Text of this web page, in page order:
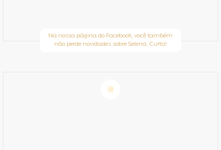
Na nossa página do Facebook, você também
não perde novidades sobre Selena. Curta!